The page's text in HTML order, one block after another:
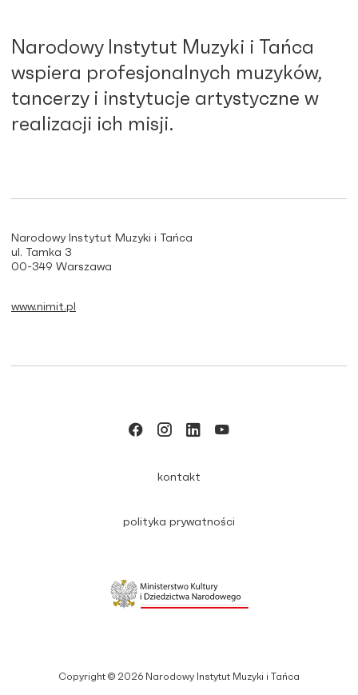
Narodowy Instytut Muzyki i Tańca
wspiera profesjonalnych muzyków,
tancerzy i instytucje artystyczne w
realizacji ich misji.
Narodowy Instytut Muzyki i Tańca
ul. Tamka 3
00-349 Warszawa
www.nimit.pl
Copyright © 2026 Narodowy Instytut Muzyki i Tańca
kontakt
polityka prywatności